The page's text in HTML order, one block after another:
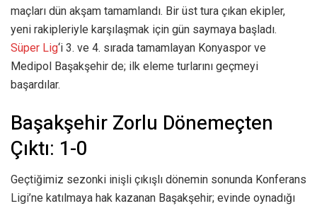
maçları dün akşam tamamlandı. Bir üst tura çıkan ekipler,
yeni rakipleriyle karşılaşmak için gün saymaya başladı.
Süper Lig‘i 3. ve 4. sırada tamamlayan Konyaspor ve
Medipol Başakşehir de; ilk eleme turlarını geçmeyi
başardılar.
Başakşehir Zorlu Dönemeçten
Çıktı: 1-0
Geçtiğimiz sezonki inişli çıkışlı dönemin sonunda Konferans
Ligi’ne katılmaya hak kazanan Başakşehir; evinde oynadığı